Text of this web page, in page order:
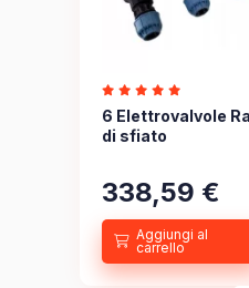
6 Elettrovalvole
di sfiato
338,59 €